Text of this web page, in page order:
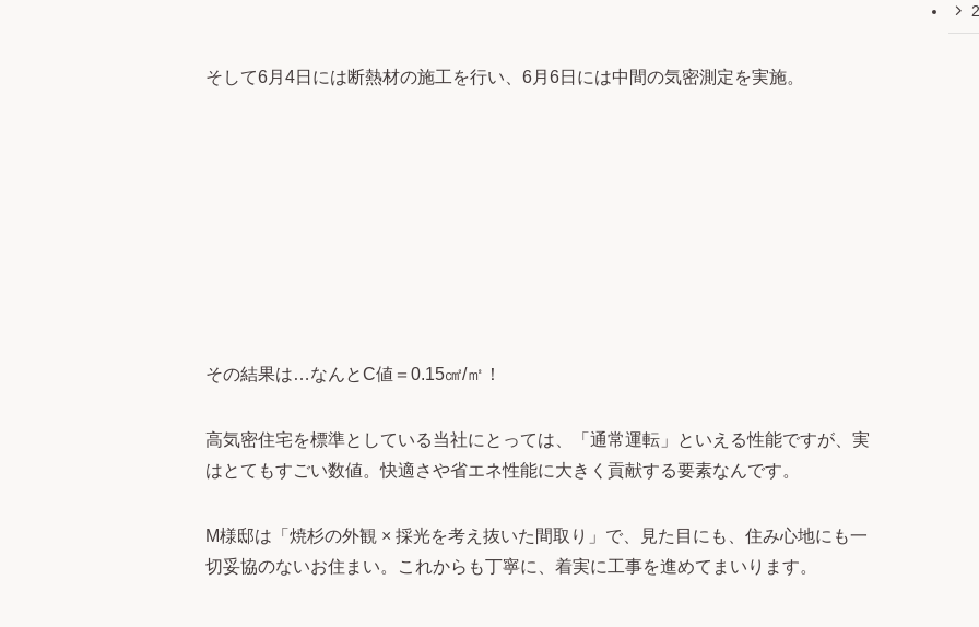
そして6月4日には断熱材の施工を行い、6月6日には中間の気密測定を実施。
その結果は…なんとC値＝0.15㎠/㎡！
高気密住宅を標準としている当社にとっては、「通常運転」といえる性能ですが、実
はとてもすごい数値。快適さや省エネ性能に大きく貢献する要素なんです。
M様邸は「焼杉の外観 × 採光を考え抜いた間取り」で、見た目にも、住み心地にも一
切妥協のないお住まい。これからも丁寧に、着実に工事を進めてまいります。